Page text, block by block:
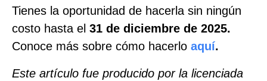
Tienes la oportunidad de hacerla sin ningún
costo hasta el 31 de diciembre de 2025.
Conoce más sobre cómo hacerlo aquí.
Este artículo fue producido por la licenciada